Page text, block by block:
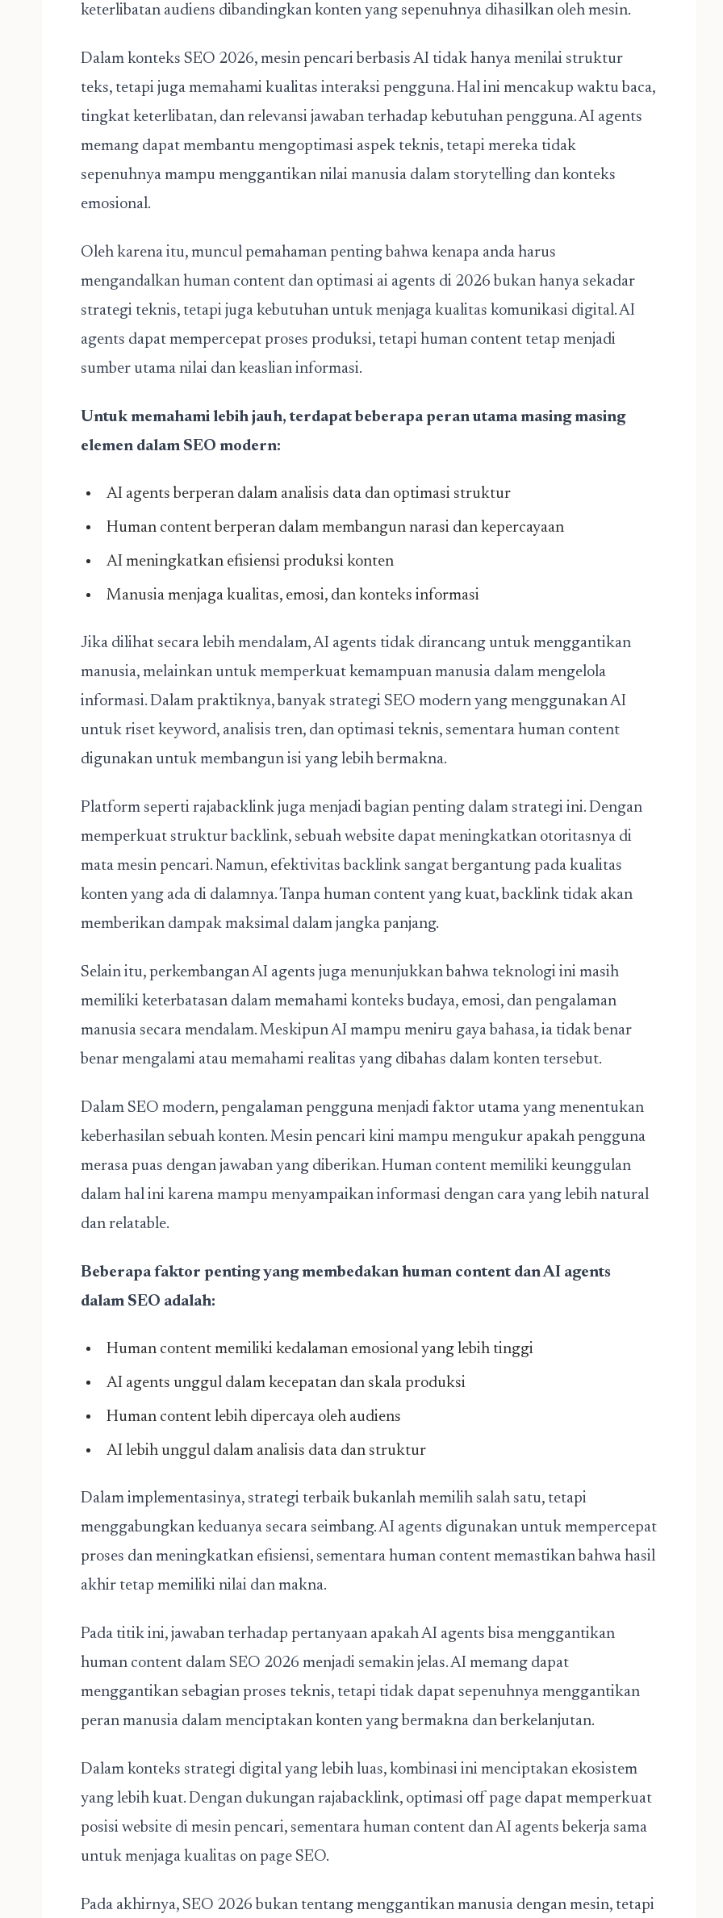
keterlibatan audiens dibandingkan konten yang sepenuhnya dihasilkan oleh mesin.
Dalam konteks SEO 2026, mesin pencari berbasis AI tidak hanya menilai struktur
teks, tetapi juga memahami kualitas interaksi pengguna. Hal ini mencakup waktu baca,
tingkat keterlibatan, dan relevansi jawaban terhadap kebutuhan pengguna. AI agents
memang dapat membantu mengoptimasi aspek teknis, tetapi mereka tidak
sepenuhnya mampu menggantikan nilai manusia dalam storytelling dan konteks
emosional.
Oleh karena itu, muncul pemahaman penting bahwa kenapa anda harus
mengandalkan human content dan optimasi ai agents di 2026 bukan hanya sekadar
strategi teknis, tetapi juga kebutuhan untuk menjaga kualitas komunikasi digital. AI
agents dapat mempercepat proses produksi, tetapi human content tetap menjadi
sumber utama nilai dan keaslian informasi.
Untuk memahami lebih jauh, terdapat beberapa peran utama masing masing
elemen dalam SEO modern:
AI agents berperan dalam analisis data dan optimasi struktur
Human content berperan dalam membangun narasi dan kepercayaan
AI meningkatkan efisiensi produksi konten
Manusia menjaga kualitas, emosi, dan konteks informasi
Jika dilihat secara lebih mendalam, AI agents tidak dirancang untuk menggantikan
manusia, melainkan untuk memperkuat kemampuan manusia dalam mengelola
informasi. Dalam praktiknya, banyak strategi SEO modern yang menggunakan AI
untuk riset keyword, analisis tren, dan optimasi teknis, sementara human content
digunakan untuk membangun isi yang lebih bermakna.
Platform seperti rajabacklink juga menjadi bagian penting dalam strategi ini. Dengan
memperkuat struktur backlink, sebuah website dapat meningkatkan otoritasnya di
mata mesin pencari. Namun, efektivitas backlink sangat bergantung pada kualitas
konten yang ada di dalamnya. Tanpa human content yang kuat, backlink tidak akan
memberikan dampak maksimal dalam jangka panjang.
Selain itu, perkembangan AI agents juga menunjukkan bahwa teknologi ini masih
memiliki keterbatasan dalam memahami konteks budaya, emosi, dan pengalaman
manusia secara mendalam. Meskipun AI mampu meniru gaya bahasa, ia tidak benar
benar mengalami atau memahami realitas yang dibahas dalam konten tersebut.
Dalam SEO modern, pengalaman pengguna menjadi faktor utama yang menentukan
keberhasilan sebuah konten. Mesin pencari kini mampu mengukur apakah pengguna
merasa puas dengan jawaban yang diberikan. Human content memiliki keunggulan
dalam hal ini karena mampu menyampaikan informasi dengan cara yang lebih natural
dan relatable.
Beberapa faktor penting yang membedakan human content dan AI agents
dalam SEO adalah:
Human content memiliki kedalaman emosional yang lebih tinggi
AI agents unggul dalam kecepatan dan skala produksi
Human content lebih dipercaya oleh audiens
AI lebih unggul dalam analisis data dan struktur
Dalam implementasinya, strategi terbaik bukanlah memilih salah satu, tetapi
menggabungkan keduanya secara seimbang. AI agents digunakan untuk mempercepat
proses dan meningkatkan efisiensi, sementara human content memastikan bahwa hasil
akhir tetap memiliki nilai dan makna.
Pada titik ini, jawaban terhadap pertanyaan apakah AI agents bisa menggantikan
human content dalam SEO 2026 menjadi semakin jelas. AI memang dapat
menggantikan sebagian proses teknis, tetapi tidak dapat sepenuhnya menggantikan
peran manusia dalam menciptakan konten yang bermakna dan berkelanjutan.
Dalam konteks strategi digital yang lebih luas, kombinasi ini menciptakan ekosistem
yang lebih kuat. Dengan dukungan rajabacklink, optimasi off page dapat memperkuat
posisi website di mesin pencari, sementara human content dan AI agents bekerja sama
untuk menjaga kualitas on page SEO.
Pada akhirnya, SEO 2026 bukan tentang menggantikan manusia dengan mesin, tetapi